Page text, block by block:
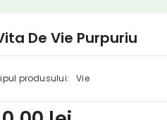
De Vie Purpuriu
produsului: Vie